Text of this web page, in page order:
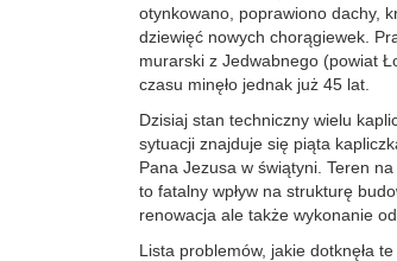
otynkowano, poprawiono dachy,
dziewięć nowych chorągiewek.
murarski z Jedwabnego (powiat
czasu minęło jednak już 45 lat.
Dzisiaj stan techniczny wielu
sytuacji znajduje się piąta
Pana Jezusa w świątyni. Teren
to fatalny wpływ na strukturę
renowacja ale także wykonanie
Lista problemów, jakie dotknęła